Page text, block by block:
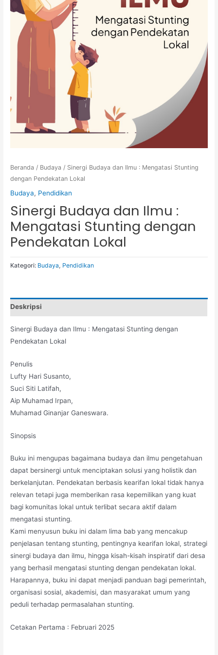
Beranda / Budaya / Sinergi Budaya dan Ilmu : Mengatasi Stunting
dengan Pendekatan Lokal
Budaya, Pendidikan
Sinergi Budaya dan Ilmu :
Mengatasi Stunting dengan
Pendekatan Lokal
Kategori: Budaya, Pendidikan
Deskripsi
Sinergi Budaya dan Ilmu : Mengatasi Stunting dengan
Pendekatan Lokal
Penulis
Lufty Hari Susanto,
Suci Siti Latifah,
Aip Muhamad Irpan,
Muhamad Ginanjar Ganeswara.
Sinopsis
Buku ini mengupas bagaimana budaya dan ilmu pengetahuan
dapat bersinergi untuk menciptakan solusi yang holistik dan
berkelanjutan. Pendekatan berbasis kearifan lokal tidak hanya
relevan tetapi juga memberikan rasa kepemilikan yang kuat
bagi komunitas lokal untuk terlibat secara aktif dalam
mengatasi stunting.
Kami menyusun buku ini dalam lima bab yang mencakup
penjelasan tentang stunting, pentingnya kearifan lokal, strategi
sinergi budaya dan ilmu, hingga kisah-kisah inspiratif dari desa
yang berhasil mengatasi stunting dengan pendekatan lokal.
Harapannya, buku ini dapat menjadi panduan bagi pemerintah,
organisasi sosial, akademisi, dan masyarakat umum yang
peduli terhadap permasalahan stunting.
Cetakan Pertama : Februari 2025